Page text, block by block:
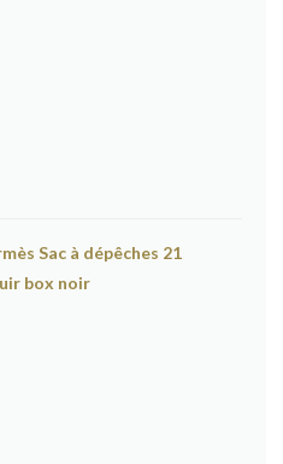
Sac à dépêches 21
box noir